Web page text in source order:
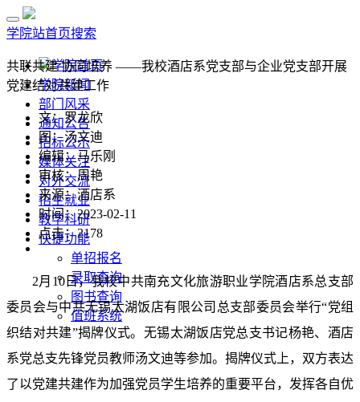
学院站首页搜索
学院首页
学院新闻
部门风采
通知公告
招标公示
媒体关注
对外交流
招生就业
教学科研
快捷功能
单招报名
录取查询
图书查询
值班系统
共联共建 协同培养 ——我校酒店系党支部与企业党支部开展
党建结对共建工作
文：罗龙欣
图：汤文迪
编辑：马乐刚
审核：周艳
来源：酒店系
时间：2023-02-11
点击：2178
2月10日，我校中共南充文化旅游职业学院酒店系总支部
委员会与中共无锡太湖饭店有限公司总支部委员会举行“党组
织结对共建”揭牌仪式。无锡太湖饭店党总支书记杨艳、酒店
系党总支先锋党员教师汤文迪等参加。揭牌仪式上，双方表达
了以党建共建作为加强党员学生培养的重要平台，发挥各自优